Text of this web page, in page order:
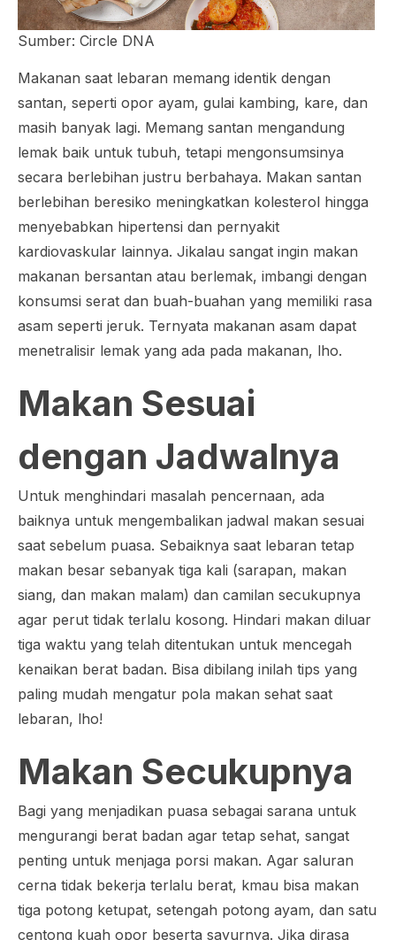
Sumber: Circle DNA
Makanan saat lebaran memang identik dengan
santan, seperti opor ayam, gulai kambing, kare, dan
masih banyak lagi. Memang santan mengandung
lemak baik untuk tubuh, tetapi mengonsumsinya
secara berlebihan justru berbahaya. Makan santan
berlebihan beresiko meningkatkan kolesterol hingga
menyebabkan hipertensi dan pernyakit
kardiovaskular lainnya. Jikalau sangat ingin makan
makanan bersantan atau berlemak, imbangi dengan
konsumsi serat dan buah-buahan yang memiliki rasa
asam seperti jeruk. Ternyata makanan asam dapat
menetralisir lemak yang ada pada makanan, lho.
Makan Sesuai
dengan Jadwalnya
Untuk menghindari masalah pencernaan, ada
baiknya untuk mengembalikan jadwal makan sesuai
saat sebelum puasa. Sebaiknya saat lebaran tetap
makan besar sebanyak tiga kali (sarapan, makan
siang, dan makan malam) dan camilan secukupnya
agar perut tidak terlalu kosong. Hindari makan diluar
tiga waktu yang telah ditentukan untuk mencegah
kenaikan berat badan. Bisa dibilang inilah tips yang
paling mudah mengatur pola makan sehat saat
lebaran, lho!
Makan Secukupnya
Bagi yang menjadikan puasa sebagai sarana untuk
mengurangi berat badan agar tetap sehat, sangat
penting untuk menjaga porsi makan. Agar saluran
cerna tidak bekerja terlalu berat, kmau bisa makan
tiga potong ketupat, setengah potong ayam, dan satu
centong kuah opor beserta sayurnya. Jika dirasa